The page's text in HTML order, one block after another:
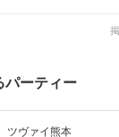
パーティー
ツヴァイ熊本